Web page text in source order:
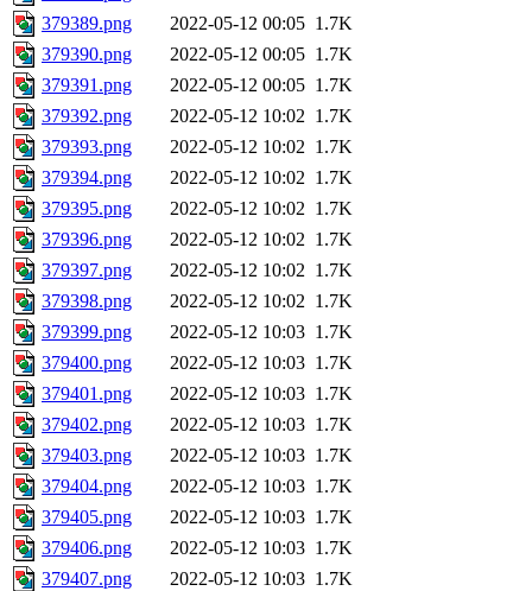
379389.png
2022-05-12 00:05 1.7K
379390.png
2022-05-12 00:05 1.7K
379391.png
2022-05-12 00:05 1.7K
379392.png
2022-05-12 10:02 1.7K
379393.png
2022-05-12 10:02 1.7K
379394.png
2022-05-12 10:02 1.7K
379395.png
2022-05-12 10:02 1.7K
379396.png
2022-05-12 10:02 1.7K
379397.png
2022-05-12 10:02 1.7K
379398.png
2022-05-12 10:02 1.7K
379399.png
2022-05-12 10:03 1.7K
379400.png
2022-05-12 10:03 1.7K
379401.png
2022-05-12 10:03 1.7K
379402.png
2022-05-12 10:03 1.7K
379403.png
2022-05-12 10:03 1.7K
379404.png
2022-05-12 10:03 1.7K
379405.png
2022-05-12 10:03 1.7K
379406.png
2022-05-12 10:03 1.7K
379407.png
2022-05-12 10:03 1.7K